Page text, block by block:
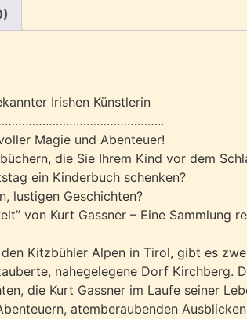
Irishen Künstlerin
Magie und Abenteuer!
die Sie Ihrem Kind vor dem
ein Kinderbuch schenken?
lustigen Geschichten?
von Kurt Gassner – Eine Sammlung
Kitzbühler Alpen in Tirol, gibt es
nahegelegene Dorf Kirchberg.
die Kurt Gassner im Laufe seiner
atemberaubenden